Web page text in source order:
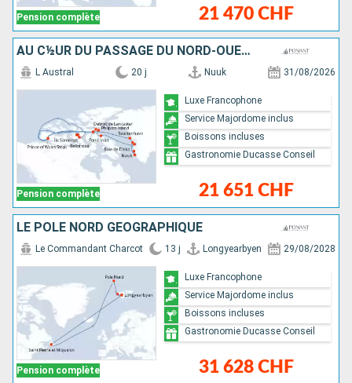
Pension complète 21 470 CHF
AU C½UR DU PASSAGE DU NORD-OUEST
Pension complète
L Austral 20 j Nuuk 31/08/2026
21 651 CHF
Luxe Francophone
Service Majordome inclus
Boissons incluses
Gastronomie Ducasse Conseil
LE PÔLE NORD GÉOGRAPHIQUE
Pension complète
Le Commandant Charcot 13 j Longyearbyen 29/08/2028
31 628 CHF
Luxe Francophone
Service Majordome inclus
Boissons incluses
Gastronomie Ducasse Conseil